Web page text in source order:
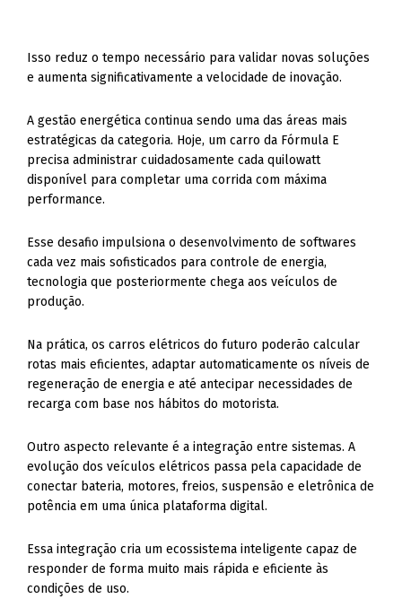
Isso reduz o tempo necessário para validar novas soluções
e aumenta significativamente a velocidade de inovação.
A gestão energética continua sendo uma das áreas mais
estratégicas da categoria. Hoje, um carro da Fórmula E
precisa administrar cuidadosamente cada quilowatt
disponível para completar uma corrida com máxima
performance.
Esse desafio impulsiona o desenvolvimento de softwares
cada vez mais sofisticados para controle de energia,
tecnologia que posteriormente chega aos veículos de
produção.
Na prática, os carros elétricos do futuro poderão calcular
rotas mais eficientes, adaptar automaticamente os níveis de
regeneração de energia e até antecipar necessidades de
recarga com base nos hábitos do motorista.
Outro aspecto relevante é a integração entre sistemas. A
evolução dos veículos elétricos passa pela capacidade de
conectar bateria, motores, freios, suspensão e eletrônica de
potência em uma única plataforma digital.
Essa integração cria um ecossistema inteligente capaz de
responder de forma muito mais rápida e eficiente às
condições de uso.